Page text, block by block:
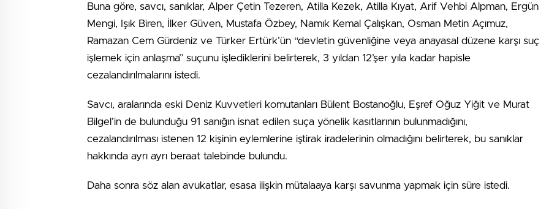
Buna göre, savcı, sanıklar, Alper Çetin Tezeren, Atilla Kezek, Atilla Kıyat, Arif Vehbi Alpman, Ergün
Mengi, Işık Biren, İlker Güven, Mustafa Özbey, Namık Kemal Çalışkan, Osman Metin Açımuz,
Ramazan Cem Gürdeniz ve Türker Ertürk’ün “devletin güvenliğine veya anayasal düzene karşı suç
işlemek için anlaşma” suçunu işlediklerini belirterek, 3 yıldan 12’şer yıla kadar hapisle
cezalandırılmalarını istedi.
Savcı, aralarında eski Deniz Kuvvetleri komutanları Bülent Bostanoğlu, Eşref Oğuz Yiğit ve Murat
Bilgel’in de bulunduğu 91 sanığın isnat edilen suça yönelik kasıtlarının bulunmadığını,
cezalandırılması istenen 12 kişinin eylemlerine iştirak iradelerinin olmadığını belirterek, bu sanıklar
hakkında ayrı ayrı beraat talebinde bulundu.
Daha sonra söz alan avukatlar, esasa ilişkin mütalaaya karşı savunma yapmak için süre istedi.